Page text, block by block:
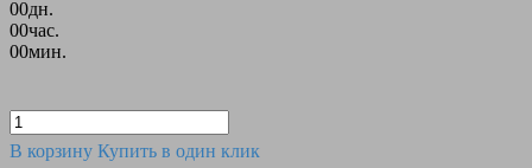
00дн.
00час.
00мин.
В корзину Купить в один клик